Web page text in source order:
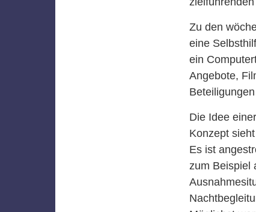
Zu den
eine
ein
Angebote,
Die Idee
Konzept
Es ist
zum Beispiel